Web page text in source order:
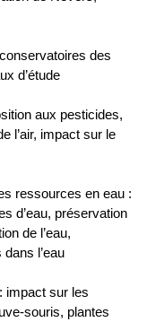
des
d’étude
aux pesticides,
l’air, impact sur le
ressources en eau :
d’eau, préservation
de l’eau,
l’eau
impact sur les
souris, plantes